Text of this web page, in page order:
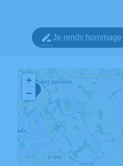
Je rends hommage
+
−